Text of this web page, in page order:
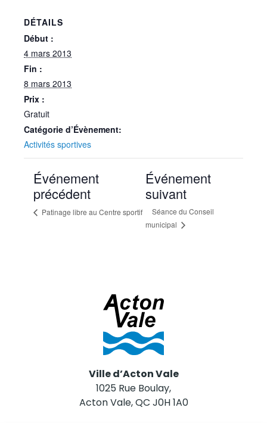
DÉTAILS
Début :
4 mars 2013
Fin :
8 mars 2013
Prix :
Gratuit
Catégorie d’Évènement:
Activités sportives
Événement
précédent
Patinage libre au Centre sportif
Événement
suivant
Séance du Conseil
municipal
Ville d’Acton Vale
1025 Rue Boulay,
Acton Vale, QC J0H 1A0